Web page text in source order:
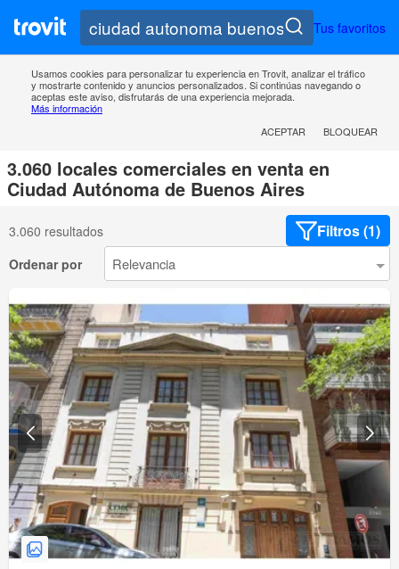
Tus favoritos
Usamos cookies para personalizar tu experiencia en Trovit, analizar el tráfico
y mostrarte contenido y anuncios personalizados. Si continúas navegando o
aceptas este aviso, disfrutarás de una experiencia mejorada.
Más información
ACEPTAR
BLOQUEAR
3.060 locales comerciales en venta en
Ciudad Autónoma de Buenos Aires
3.060 resultados Filtros (1)
Ordenar por